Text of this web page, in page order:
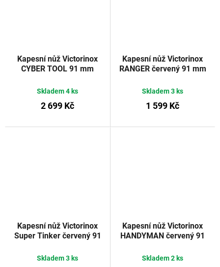
Kapesní nůž Victorinox
CYBER TOOL 91 mm
Skladem4 ks
2 699 Kč
Kapesní nůž Victorinox
RANGER červený 91 mm
Skladem3 ks
1 599 Kč
Kapesní nůž Victorinox
Super Tinker červený 91
Skladem3 ks
Kapesní nůž Victorinox
HANDYMAN červený 91
Skladem2 ks